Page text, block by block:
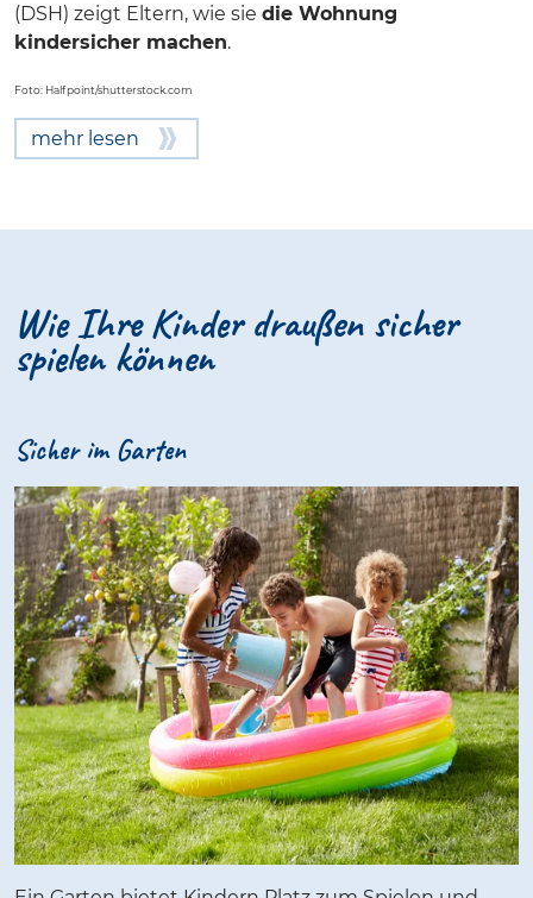
(DSH) zeigt Eltern, wie sie die Wohnung
kindersicher machen.
Foto: Halfpoint/shutterstock.com
mehr lesen
Wie Ihre Kinder draußen sicher
spielen können
Sicher im Garten